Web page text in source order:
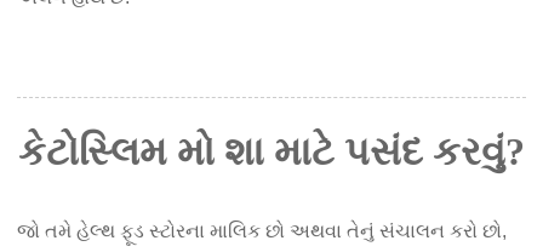
કેટોસ્લિમ મો શા માટે પસંદ કરવું?
જો તમે હેલ્થ ફૂડ સ્ટોરના માલિક છો અથવા તેનું સંચાલન કરો છો,